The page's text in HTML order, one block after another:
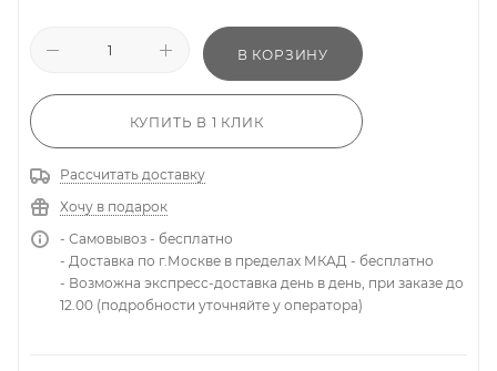
В КОРЗИНУ
КУПИТЬ В 1 КЛИК
Рассчитать доставку
Хочу в подарок
- Самовывоз - бесплатно
- Доставка по г.Москве в пределах МКАД - бесплатно
- Возможна экспресс-доставка день в день, при заказе до
12.00 (подробности уточняйте у оператора)